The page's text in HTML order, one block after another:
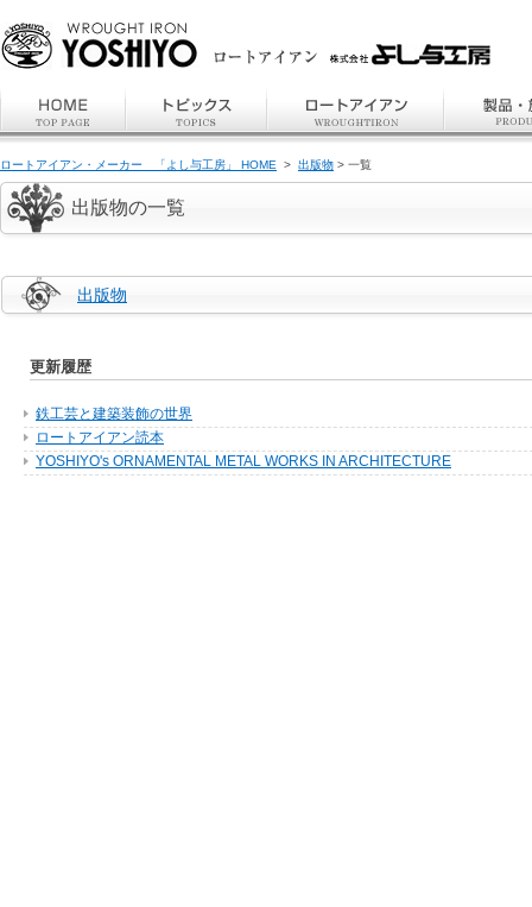
ロートアイアン・メーカー 「よし与工房」 HOME > 出版物 > 一覧
出版物の一覧
出版物
更新履歴
鉄工芸と建築装飾の世界
ロートアイアン読本
YOSHIYO's ORNAMENTAL METAL WORKS IN ARCHITECTURE